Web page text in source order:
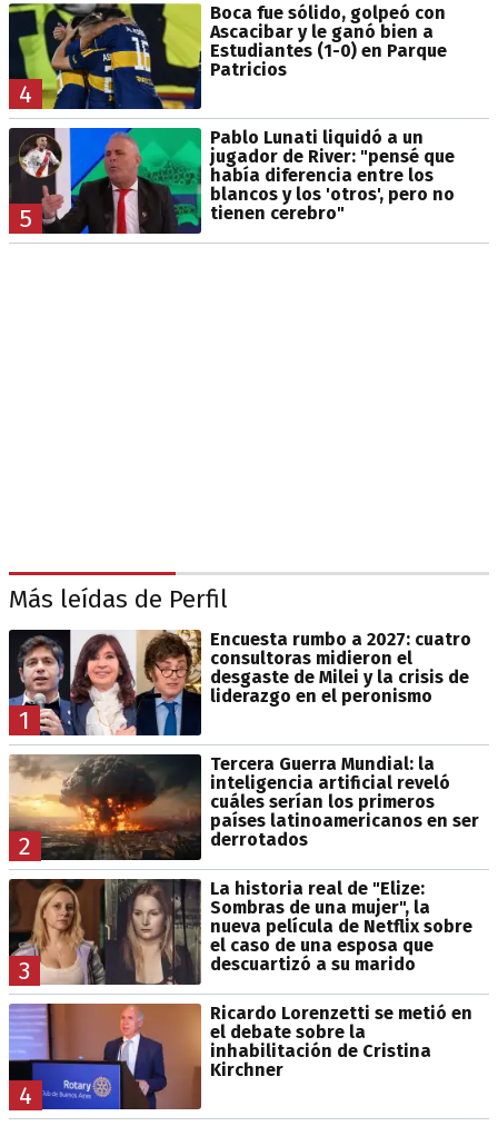
4
Boca fue sólido, golpeó con
Ascacibar y le ganó bien a
Estudiantes (1-0) en Parque
Patricios
5
Pablo Lunati liquidó a un
jugador de River: "pensé que
había diferencia entre los
blancos y los 'otros', pero no
tienen cerebro"
Más leídas de Perfil
1
Encuesta rumbo a 2027: cuatro
consultoras midieron el
desgaste de Milei y la crisis de
liderazgo en el peronismo
2
Tercera Guerra Mundial: la
inteligencia artificial reveló
cuáles serían los primeros
países latinoamericanos en ser
derrotados
3
La historia real de "Elize:
Sombras de una mujer", la
nueva película de Netflix sobre
el caso de una esposa que
descuartizó a su marido
4
Ricardo Lorenzetti se metió en
el debate sobre la
inhabilitación de Cristina
Kirchner